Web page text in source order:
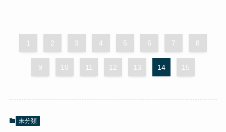
1 2 3 4 5 6 7 8
9 10 11 12 13 14 15
未分類